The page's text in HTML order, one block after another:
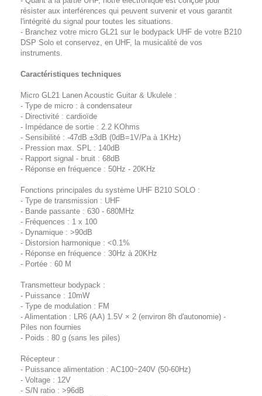
résister aux interférences qui peuvent survenir et vous garantit
l'intégrité du signal pour toutes les situations.
- Branchez votre micro GL21 sur le bodypack UHF de votre B210
DSP Solo et conservez, en UHF, la musicalité de vos
instruments.
Caractéristiques techniques
Micro GL21 Lanen Acoustic Guitar & Ukulele :
- Type de micro : à condensateur
- Directivité : cardioïde
- Impédance de sortie : 2.2 KOhms
- Sensibilité : -47dB ±3dB (0dB=1V/Pa à 1KHz)
- Pression max. SPL : 140dB
- Rapport signal - bruit : 68dB
- Réponse en fréquence : 50Hz - 20KHz
Fonctions principales du système UHF B210 SOLO :
- Type de transmission : UHF
- Bande passante : 630 - 680MHz
- Fréquences : 1 x 100
- Dynamique : >90dB
- Distorsion harmonique : <0.1%
- Réponse en fréquence : 30Hz à 20KHz
- Portée : 60 M
Transmetteur bodypack :
- Puissance : 10mW
- Type de modulation : FM
- Alimentation : LR6 (AA) 1.5V × 2 (environ 8h d'autonomie) -
Piles non fournies
- Poids : 80 g (sans les piles)
Récepteur :
- Puissance alimentation : AC100~240V (50-60Hz)
- Voltage : 12V
- S/N ratio : >96dB